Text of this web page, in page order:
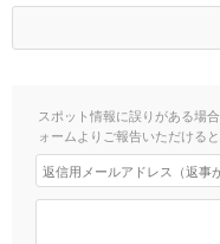
スポット情報に誤りがある場
ォームよりご報告いただけると